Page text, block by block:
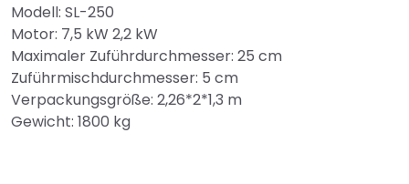
Modell: SL-250
Motor: 7,5 kW 2,2 kW
Maximaler Zuführdurchmesser: 25 cm
Zuführmischdurchmesser: 5 cm
Verpackungsgröße: 2,26*2*1,3 m
Gewicht: 1800 kg